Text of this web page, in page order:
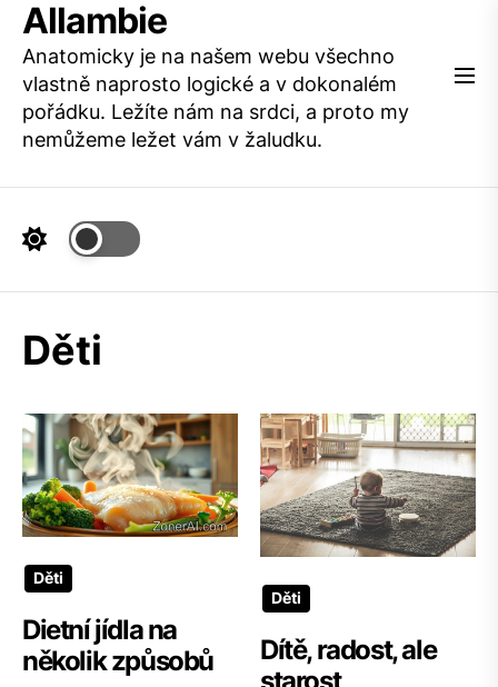
Skip
the
content
Allambie
Anatomicky je na našem webu všechno
vlastně naprosto logické a v dokonalém
pořádku. Ležíte nám na srdci, a proto my
nemůžeme ležet vám v žaludku.
Děti
Děti
Dietní jídla na
několik způsobů
Děti
Dítě, radost, ale